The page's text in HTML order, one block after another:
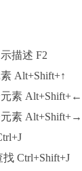
描述 F2
Alt+Shift+↑
素 Alt+Shift+←
素 Alt+Shift+→
Ctrl+Shift+J